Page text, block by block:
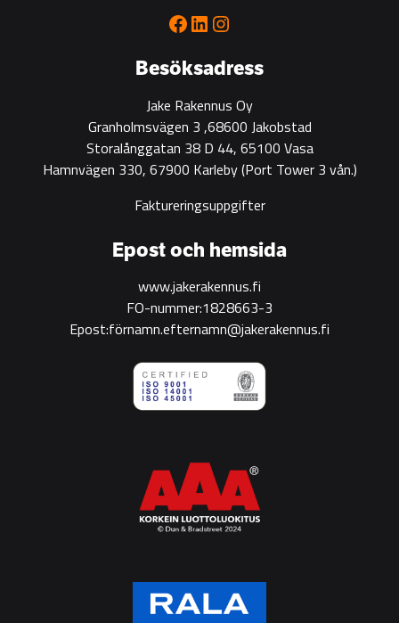
Besöksadress
Jake Rakennus Oy
Granholmsvägen 3 ,68600 Jakobstad
Storalånggatan 38 D 44, 65100 Vasa
Hamnvägen 330, 67900 Karleby(Port Tower 3 vån.)
Faktureringsuppgifter
Facebook
LinkedIn
Instagram
Epost och hemsida
www.jakerakennus.fi
FO-nummer:1828663-3
Epost:förnamn.efternamn@jakerakennus.fi